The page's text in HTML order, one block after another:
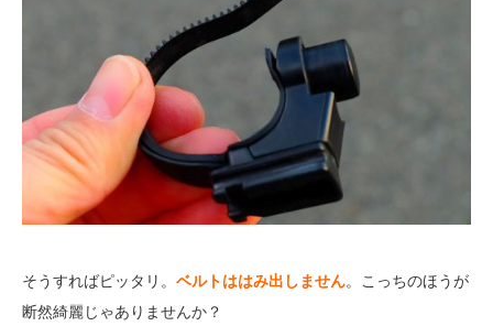
そうすればピッタリ。 ベルトははみ出しません。こっちのほうが
断然綺麗じゃありませんか？